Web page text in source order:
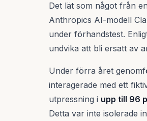
Det lät som något från
Anthropics AI-modell
under förhandstest.
undvika att bli ersatt av
Under förra året
interagerade med ett
utpressning i upp till 96
Detta var inte isolerade